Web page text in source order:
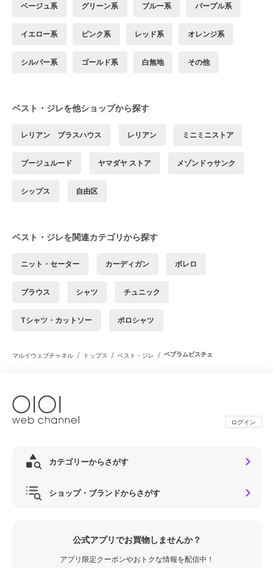
ベージュ系 グリーン系 ブルー系 パープル系
イエロー系 ピンク系 レッド系 オレンジ系
シルバー系 ゴールド系 白無地 その他
ベスト・ジレを他ショップから探す
レリアン プラスハウス レリアン ミニミニストア
ブージュルード ヤマダヤ ストア メゾンドゥサンク
シップス 自由区
ベスト・ジレを関連カテゴリから探す
ニット・セーター カーディガン ボレロ
ブラウス シャツ チュニック
Tシャツ・カットソー ポロシャツ
マルイウェブチャネル / トップス / ベスト・ジレ / ペプラムビスチェ
ログイン
カテゴリーからさがす
ショップ・ブランドからさがす
公式アプリでお買物しませんか？
アプリ限定クーポンやおトクな情報を配信中！